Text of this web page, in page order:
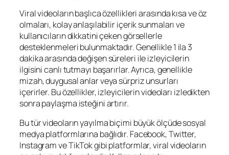
Viral videoların başlıca özellikleri arasında kısa ve öz
olmaları, kolay anlaşılabilir içerik sunmaları ve
kullanıcıların dikkatini çeken görsellerle
desteklenmeleri bulunmaktadır. Genellikle 1 ila 3
dakika arasında değişen süreleri ile izleyicilerin
ilgisini canlı tutmayı başarırlar. Ayrıca, genellikle
mizah, duygusal anlar veya sürpriz unsurları
içerirler. Bu özellikler, izleyicilerin videoları izledikten
sonra paylaşma isteğini artırır.
Bu tür videoların yayılma biçimi büyük ölçüde sosyal
medya platformlarına bağlıdır. Facebook, Twitter,
Instagram ve TikTok gibi platformlar, viral videoların